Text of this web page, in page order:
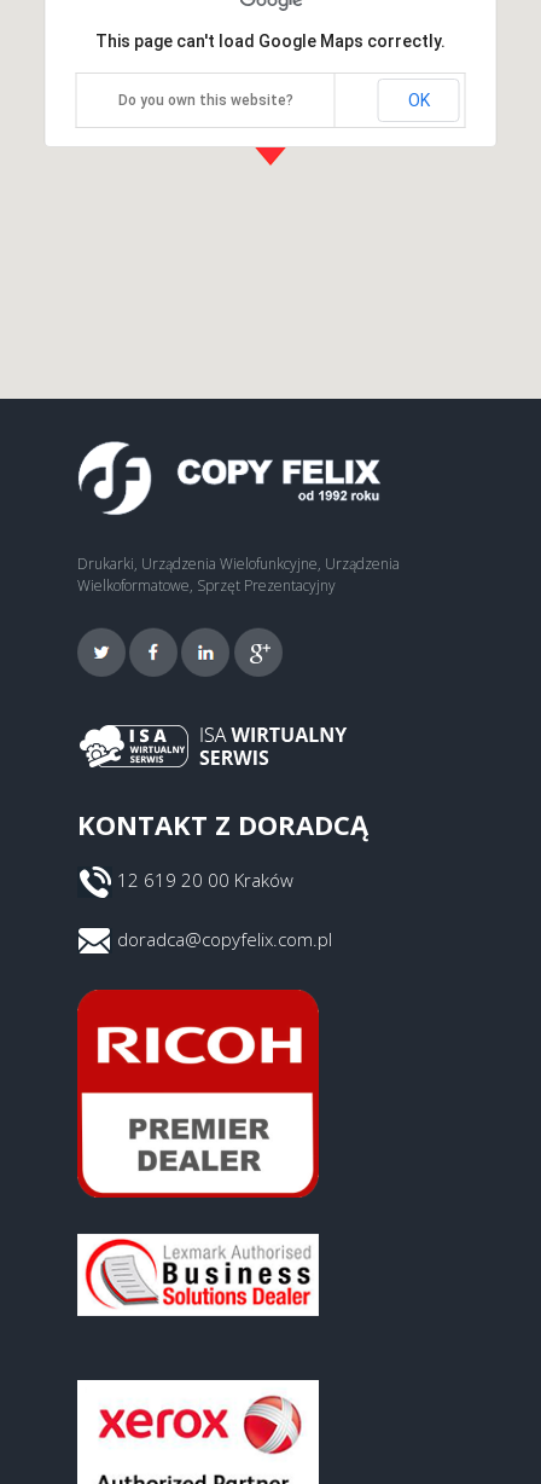
This page can't load Google Maps correctly.
Do you own this website? OK
Drukarki, Urządzenia Wielofunkcyjne, Urządzenia
Wielkoformatowe, Sprzęt Prezentacyjny
KONTAKT Z DORADCĄ
12 619 20 00 Kraków
doradca@copyfelix.com.pl